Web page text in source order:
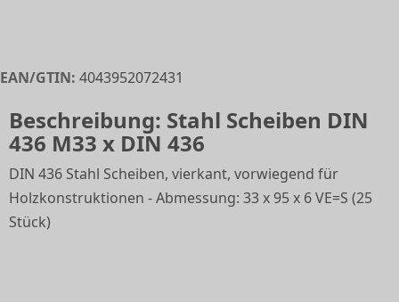
EAN/GTIN: 4043952072431
Beschreibung: Stahl Scheiben DIN
436 M33 x DIN 436
DIN 436 Stahl Scheiben, vierkant, vorwiegend für
Holzkonstruktionen - Abmessung: 33 x 95 x 6 VE=S (25
Stück)